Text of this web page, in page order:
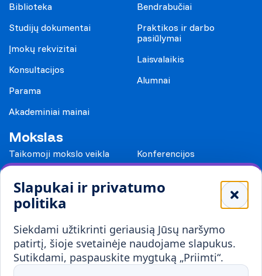
Slapukai ir privatumo
politika
Siekdami užtikrinti geriausią Jūsų naršymo
patirtį, šioje svetainėje naudojame slapukus.
Sutikdami, paspauskite mygtuką „Priimti“.
Biblioteka
Studijų dokumentai
Įmokų rekvizitai
Konsultacijos
Parama
Akademiniai mainai
Bendrabučiai
Praktikos ir darbo
pasiūlymai
Laisvalaikis
Alumnai
Mokslas
Taikomoji mokslo veikla
Konferencijos
Mokykloms
Visuomenei ir verslui
Mokymai ir konsultavimas
Partnerystės
Karjera